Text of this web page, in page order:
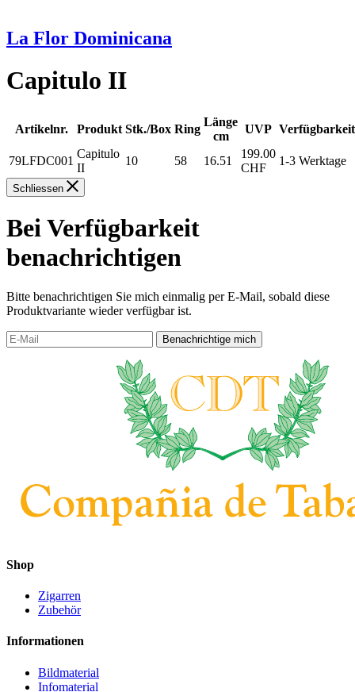
La Flor Dominicana
Capitulo II
Artikelnr. Produkt Stk./Box Ring
Länge
cm
UVP Verfügbarkeit
79LFDC001
Capitulo
II
10 58 16.51
199.00
CHF
1-3 Werktage
Schliessen
Bei Verfügbarkeit
benachrichtigen
Bitte benachrichtigen Sie mich einmalig per E-Mail, sobald diese
Produktvariante wieder verfügbar ist.
Shop
Zigarren
Zubehör
Informationen
Bildmaterial
Infomaterial